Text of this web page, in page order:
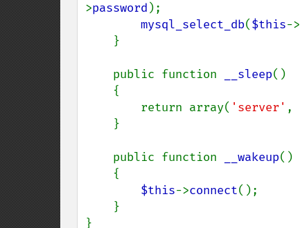
>password );
mysql_select_db($this->
    public function
__sleep()
        return array(
'server' ,
    public function
__wakeup()
$this->connect();